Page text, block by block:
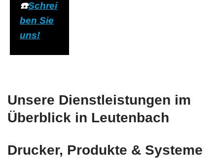
☎️Schrei
ben Sie
uns!
Unsere Dienstleistungen im
Überblick in Leutenbach
Drucker, Produkte & Systeme